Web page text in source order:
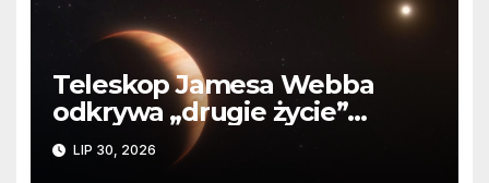
Teleskop Jamesa Webba
odkrywa „drugie życie”
planety krążącej wokół
martwej gwiazdy
LIP 30, 2026